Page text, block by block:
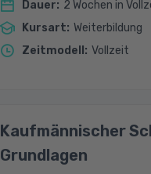
Dauer: 2 Wochen in
Kursart: Weiterbildung
Zeitmodell : Vollzeit
Kaufmännischer
Grundlagen